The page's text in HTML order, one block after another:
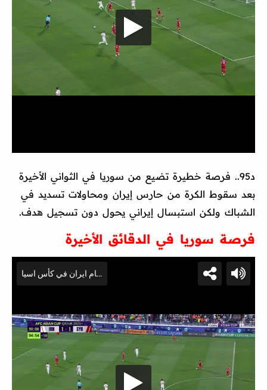
د95.. فرصة خطيرة تضيع من سوريا في الثواني الأخيرة
بعد سقوط الكرة من حارس إيران ومحاولات تسديد في
الشباك ولكن استبسال إيراني يحول دون تسجيل هدف.
فرصة سوريا في الدقائق الأخيرة